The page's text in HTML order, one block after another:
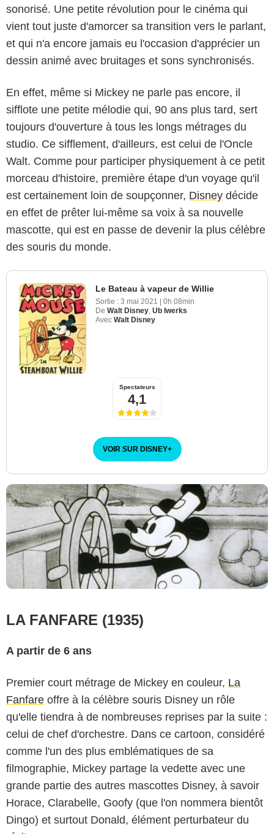
sonorisé. Une petite révolution pour le cinéma qui
vient tout juste d'amorcer sa transition vers le parlant,
et qui n'a encore jamais eu l'occasion d'apprécier un
dessin animé avec bruitages et sons synchronisés.
En effet, même si Mickey ne parle pas encore, il
sifflote une petite mélodie qui, 90 ans plus tard, sert
toujours d'ouverture à tous les longs métrages du
studio. Ce sifflement, d'ailleurs, est celui de l'Oncle
Walt. Comme pour participer physiquement à ce petit
morceau d'histoire, première étape d'un voyage qu'il
est certainement loin de soupçonner, Disney décide
en effet de prêter lui-même sa voix à sa nouvelle
mascotte, qui est en passe de devenir la plus célèbre
des souris du monde.
Le Bateau à vapeur de Willie
Sortie : 3 mai 2021 | 0h 08min
De Walt Disney Ub Iwerks
Avec Walt Disney
Spectateurs
4,1
VOIR SUR DISNEY+
Walt Disney Animation Studios
LA FANFARE (1935)
A partir de 6 ans
Premier court métrage de Mickey en couleur, La
Fanfare offre à la célèbre souris Disney un rôle
qu'elle tiendra à de nombreuses reprises par la suite :
celui de chef d'orchestre. Dans ce cartoon, considéré
comme l'un des plus emblématiques de sa
filmographie, Mickey partage la vedette avec une
grande partie des autres mascottes Disney, à savoir
Horace, Clarabelle, Goofy (que l'on nommera bientôt
Dingo) et surtout Donald, élément perturbateur du